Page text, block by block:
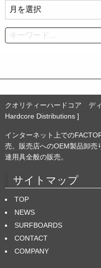
ー
カ
イ
Search
クオリティーハードコア デ
Hardcore Distributions ]
インターネット上での
売。販売店へのOEM製品卸売
連用具全般の販売。
サイトマップ
TOP
NEWS
SURFBOARDS
CONTACT
COMPANY